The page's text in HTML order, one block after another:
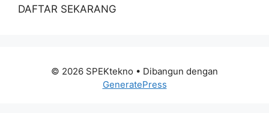
DAFTAR SEKARANG
© 2026 SPEKtekno • Dibangun dengan
GeneratePress